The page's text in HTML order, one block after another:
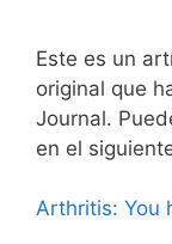
Este es un
original que
Journal.
en el
Arthritis: You